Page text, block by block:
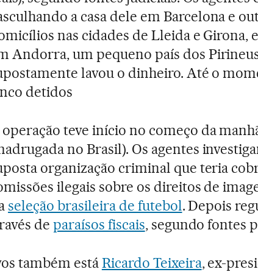
a casa dele em Barcelona e
nas cidades de Lleida e Girona,
Andorra, um pequeno país dos
lavou o dinheiro. Até o
detidos
teve início no começo da
no Brasil). Os agentes
organização criminal que teria
ilegais sobre os direitos de
seleção brasileira de futebol. Depois
de paraísos fiscais, segundo fontes
também estáRicardo Teixeira, ex-